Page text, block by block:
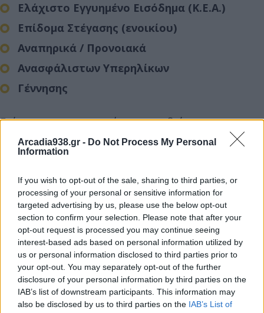
Arcadia938.gr - Do Not Process My Personal
Information
If you wish to opt-out of the sale, sharing to third parties, or
processing of your personal or sensitive information for
targeted advertising by us, please use the below opt-out
section to confirm your selection. Please note that after your
opt-out request is processed you may continue seeing
interest-based ads based on personal information utilized by
us or personal information disclosed to third parties prior to
your opt-out. You may separately opt-out of the further
disclosure of your personal information by third parties on the
IAB’s list of downstream participants. This information may
also be disclosed by us to third parties on the IAB’s List of
Ελάχιστο Εγγυημένο Εισόδημα (Κ.Ε.Α.)
Επίδομα Στέγασης (ενοικίου)
Αναπηρικά / Προνοιακά
Ανασφάλιστων Υπερηλίκων
Γέννησης
Επίσης πραγματοποιούνται συνεδρίες
ψυχοκοινωνικής υποστήριξης κατόπιν ραντεβού.
23224, 2713- 610409, 2713-610412